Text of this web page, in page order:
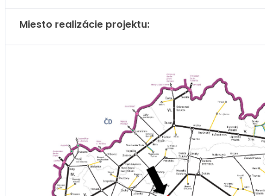
Miesto realizácie projektu: